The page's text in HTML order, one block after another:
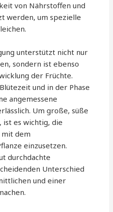
von Nährstoffen und
werden, um spezielle
unterstützt nicht nur
sondern ist ebenso
der Früchte.
und in der Phase
angemessene
Um große, süße
ist es wichtig, die
dem
einzusetzen.
durchdachte
Unterschied
und einer